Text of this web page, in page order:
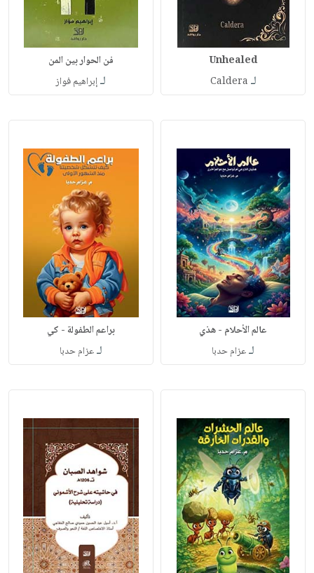
Unhealed
لـ Caldera
فن الحوار بين المن
لـإبراهيم فواز
عالم الأحلام - هذي
لـعزام حدبا
براعم الطفولة - كي
لـعزام حدبا